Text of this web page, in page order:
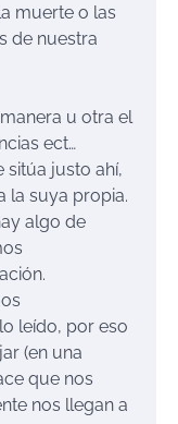
muerte o las
de nuestra
u otra el
ect…
sitúa justo ahí,
la suya propia.
algo de
leído, por eso
(en una
que nos
nos llegan a